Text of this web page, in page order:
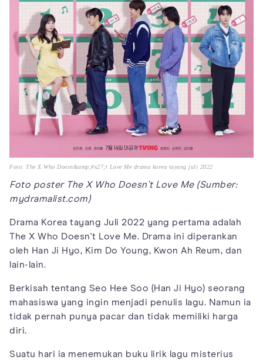
Foto: The X Who Doesn&amp;#x27;t Love Me drama korea tayang juli 2022
Foto poster The X Who Doesn't Love Me (Sumber:
mydramalist.com)
Drama Korea tayang Juli 2022 yang pertama adalah
The X Who Doesn't Love Me. Drama ini diperankan
oleh Han Ji Hyo, Kim Do Young, Kwon Ah Reum, dan
lain-lain.
Berkisah tentang Seo Hee Soo (Han Ji Hyo) seorang
mahasiswa yang ingin menjadi penulis lagu. Namun ia
tidak pernah punya pacar dan tidak memiliki harga
diri.
Suatu hari ia menemukan buku lirik lagu misterius